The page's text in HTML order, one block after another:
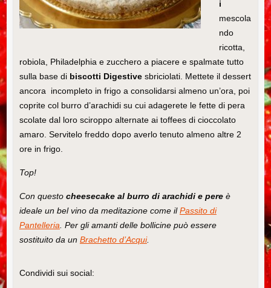
i
mescola
ndo
ricotta,
robiola, Philadelphia e zucchero a piacere e spalmate tutto
sulla base di biscotti Digestivesbriciolati. Mettete il dessert
ancora incompleto in frigo a consolidarsi almeno un’ora, poi
coprite col burro d’arachidi su cui adagerete le fette di pera
scolate dal loro sciroppo alternate ai toffees di cioccolato
amaro. Servitelo freddo dopo averlo tenuto almeno altre 2
ore in frigo.
Top!
Con questo cheesecake al burro di arachidi e pereè
ideale un bel vino da meditazione come ilPassito di
Pantelleria. Per gli amanti delle bollicine può essere
sostituito da un Brachetto d’Acqui.
Condividi sui social: